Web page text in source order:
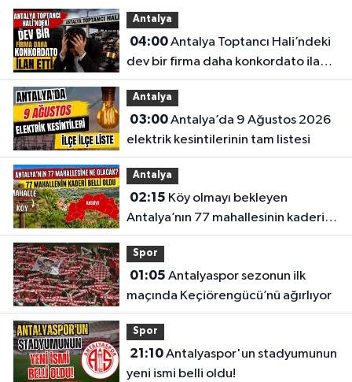
Antalya
04:00Antalya Toptancı Hali’ndeki
dev bir firma daha konkordato ilan
etti
Antalya
03:00Antalya’da 9 Ağustos 2026
elektrik kesintilerinin tam listesi
Antalya
02:15
Antalya’nın 77 mahallesinin kaderi
belli oldu
Spor
01:05
maçında Keçiörengücü’nü ağırlıyor
Spor
21:10Antalyaspor'un stadyumunun
yeni ismi belli oldu!